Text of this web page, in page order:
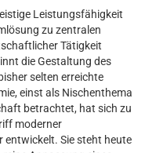
Leistungsfähigkeit
zu zentralen
Tätigkeit
die Gestaltung des
selten erreichte
einst als Nischenthema
betrachtet, hat sich zu
moderner
entwickelt. Sie steht heute